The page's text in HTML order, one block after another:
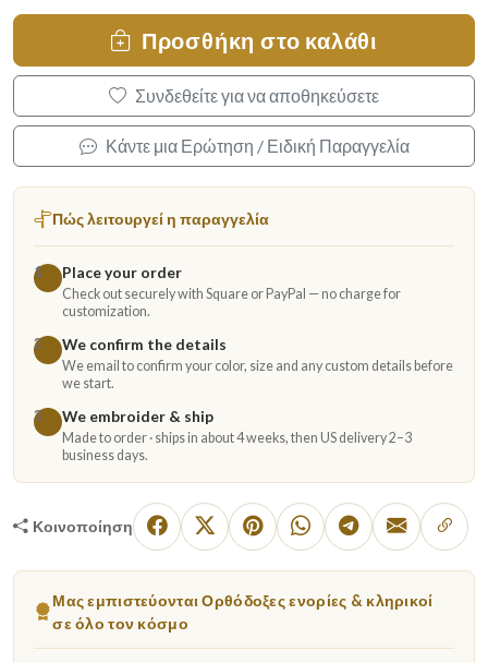
Προσθήκη στο καλάθι
Συνδεθείτε για να αποθηκεύσετε
Κάντε μια Ερώτηση / Ειδική Παραγγελία
Πώς λειτουργεί η παραγγελία
1 Place your order
Check out securely with Square or PayPal — no charge for
customization.
2
We confirm the details
We email to confirm your color, size and any custom details before
we start.
3
We embroider & ship
Made to order · ships in about 4 weeks, then US delivery 2–3
business days.
Κοινοποίηση
Μας εμπιστεύονται Ορθόδοξες ενορίες & κληρικοί
σε όλο τον κόσμο